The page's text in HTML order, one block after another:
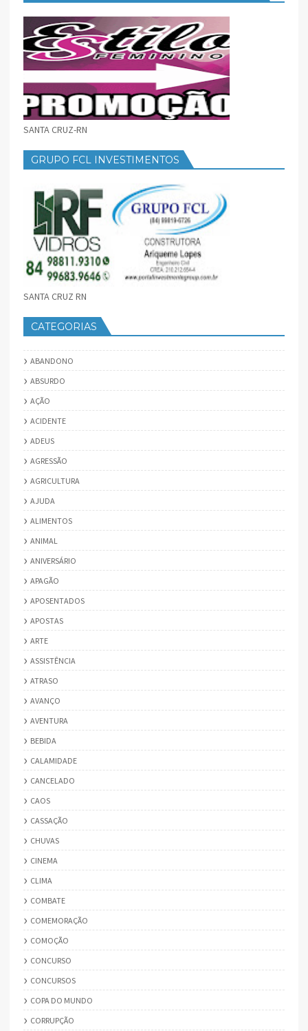
SANTA CRUZ-RN
GRUPO FCL INVESTIMENTOS
SANTA CRUZ RN
CATEGORIAS
ABANDONO
ABSURDO
AÇÃO
ACIDENTE
ADEUS
AGRESSÃO
AGRICULTURA
AJUDA
ALIMENTOS
ANIMAL
ANIVERSÁRIO
APAGÃO
APOSENTADOS
APOSTAS
ARTE
ASSISTÊNCIA
ATRASO
AVANÇO
AVENTURA
BEBIDA
CALAMIDADE
CANCELADO
CAOS
CASSAÇÃO
CHUVAS
CINEMA
CLIMA
COMBATE
COMEMORAÇÃO
COMOÇÃO
CONCURSO
CONCURSOS
COPA DO MUNDO
CORRUPÇÃO